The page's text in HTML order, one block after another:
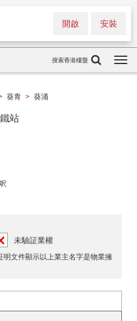
安裝
開啟
搜索香港樓盤
葵青 > 葵涌
站
未驗証業權
文件顯示以上業主名字是物業擁